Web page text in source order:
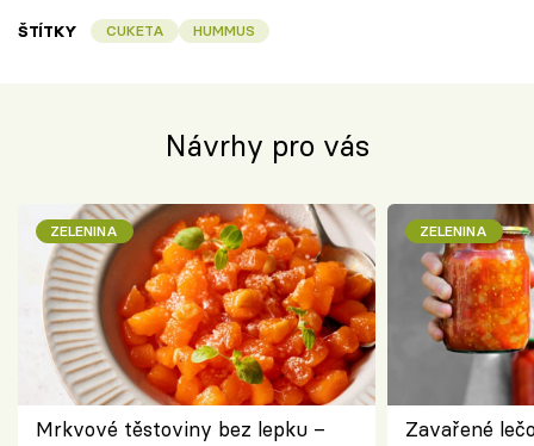
ŠTÍTKY CUKETA HUMMUS
Návrhy pro vás
ZELENINA
Mrkvové těstoviny bez lepku –
ZELENINA
Zavařené